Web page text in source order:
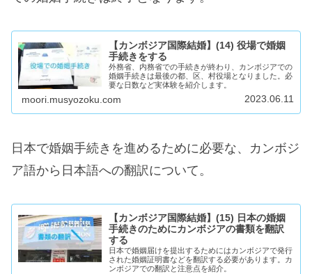
【カンボジア国際結婚】(14) 役場で婚姻
手続きをする
外務省、内務省での手続きが終わり、カンボジアでの
婚姻手続きは最後の都、区、村役場となりました。必
要な日数など実体験を紹介します。
moori.musyozoku.com 2023.06.11
日本で婚姻手続きを進めるために必要な、カンボジ
ア語から日本語への翻訳について。
【カンボジア国際結婚】(15) 日本の婚姻
手続きのためにカンボジアの書類を翻訳
する
日本で婚姻届けを提出するためにはカンボジアで発行
された婚姻証明書などを翻訳する必要があります。カ
ンボジアでの翻訳と注意点を紹介。